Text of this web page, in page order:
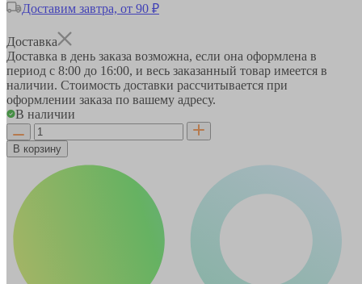
Доставим завтра, от 90 ₽
Доставка
Доставка в день заказа возможна, если она оформлена в
период с 8:00 до 16:00, и весь заказанный товар имеется в
наличии. Стоимость доставки рассчитывается при
оформлении заказа по вашему адресу.
В наличии
В корзину